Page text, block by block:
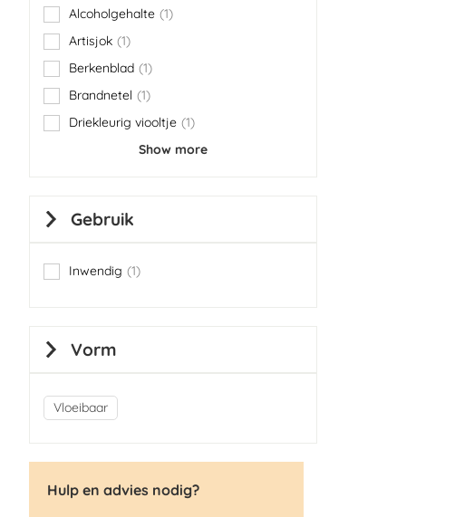
Alcoholgehalte 1
item
Artisjok 1
item
Berkenblad 1
item
Brandnetel
1
item
Driekleurig viooltje 1
item
Show more
Gebruik
Inwendig 1
item
Vorm
Vloeibaar
Hulp en advies nodig?